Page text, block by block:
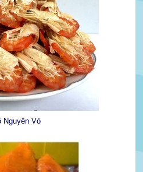
Nguyên Vỏ